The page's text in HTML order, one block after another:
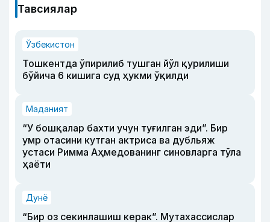
Тавсиялар
Ўзбекистон
Тошкентда ўпирилиб тушган йўл қурилиши
бўйича 6 кишига суд ҳукми ўқилди
Маданият
“У бошқалар бахти учун туғилган эди”. Бир
умр отасини кутган актриса ва дубльяж
устаси Римма Аҳмедованинг синовларга тўла
ҳаёти
Дунё
“Бир оз секинлашиш керак”. Мутахассислар